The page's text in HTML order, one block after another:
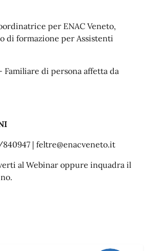
per ENAC Veneto,
di formazione per Assistenti
di persona affetta da
| feltre@enacveneto.it
al Webinar oppure inquadra il